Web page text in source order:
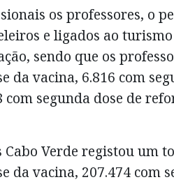
os professores, o
e ligados ao
sendo que os
da vacina, 6.816 com
segunda dose de
Verde registou um
da vacina, 207.474 com